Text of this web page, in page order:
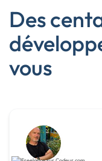
Des
vous